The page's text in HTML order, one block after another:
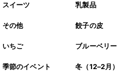
スイーツ 乳製品
その他 餃子の皮
いちご ブルーベリー
季節のイベント 冬（12–2月）